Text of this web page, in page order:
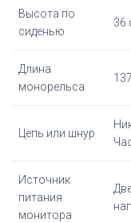
Высота по
сиденью
36
Длина
монорельса
Цепь или шнур
Источник
питания
монитора